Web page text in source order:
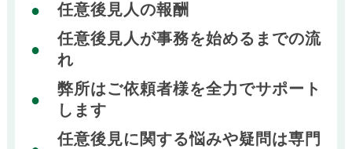
任意後見人の報酬
任意後見人が事務を始めるまでの流
れ
弊所はご依頼者様を全力でサポート
します
任意後見に関する悩みや疑問は専門